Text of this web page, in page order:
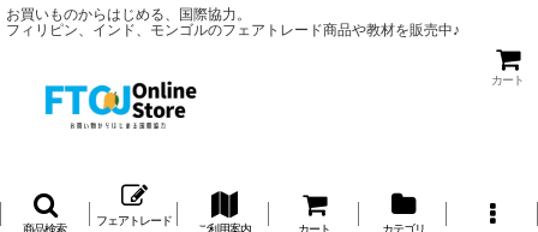
お買いものからはじめる、国際協力。
フィリピン、インド、モンゴルのフェアトレード商品や教材を販売中♪
カート
商品検索
フェアトレード
ご利用案内 カート カテゴリ